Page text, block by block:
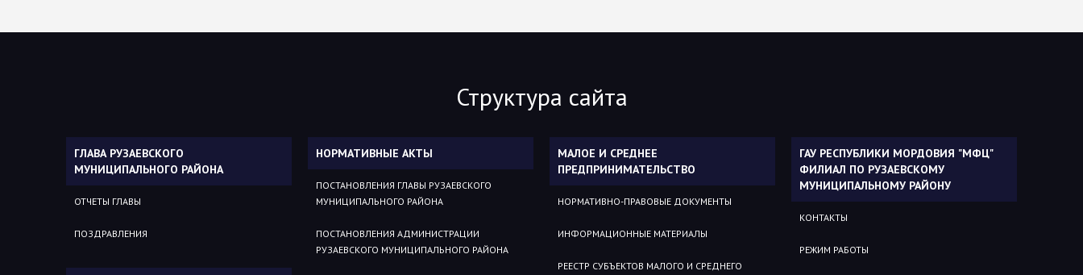
Структура сайта
ГЛАВА РУЗАЕВСКОГО
МУНИЦИПАЛЬНОГО РАЙОНА
ОТЧЕТЫ ГЛАВЫ
ПОЗДРАВЛЕНИЯ
НОРМАТИВНЫЕ АКТЫ
ПОСТАНОВЛЕНИЯ ГЛАВЫ РУЗАЕВСКОГО
МУНИЦИПАЛЬНОГО РАЙОНА
ПОСТАНОВЛЕНИЯ АДМИНИСТРАЦИИ
РУЗАЕВСКОГО МУНИЦИПАЛЬНОГО РАЙОНА
МАЛОЕ И СРЕДНЕЕ
ПРЕДПРИНИМАТЕЛЬСТВО
НОРМАТИВНО-ПРАВОВЫЕ ДОКУМЕНТЫ
ИНФОРМАЦИОННЫЕ МАТЕРИАЛЫ
РЕЕСТР СУБЪЕКТОВ МАЛОГО И СРЕДНЕГО
ГАУ РЕСПУБЛИКИ МОРДОВИЯ "МФЦ"
ФИЛИАЛ ПО РУЗАЕВСКОМУ
МУНИЦИПАЛЬНОМУ РАЙОНУ
КОНТАКТЫ
РЕЖИМ РАБОТЫ